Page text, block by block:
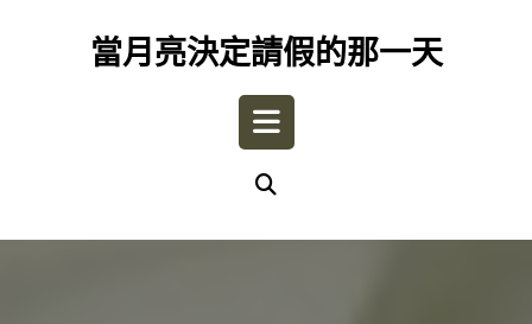
當月亮決定請假的那一天
Open